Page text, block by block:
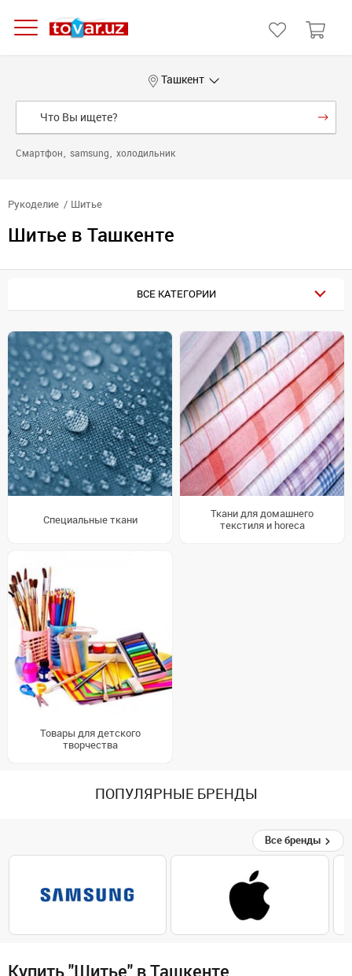
Ташкент
Смартфон samsung холодильник
Рукоделие Шитье
Шитье в Ташкенте
ВСЕ КАТЕГОРИИ
Специальные ткани
Ткани для домашнего
текстиля и horeca
Товары для детского
творчества
ПОПУЛЯРНЫЕ БРЕНДЫ
Все бренды
Купить "Шитье" в Ташкенте